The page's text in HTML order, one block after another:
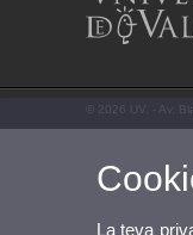
© 2026 UV. - Av.
La teva